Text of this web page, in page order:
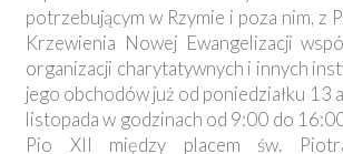
potrzebującym w Rzymie i poza nim, z
Krzewienia Nowej Ewangelizacji
organizacji charytatywnych i innych
jego obchodów już od poniedziałku 13
listopada w godzinach od 9:00 do 16:00
Pio XII między placem św.